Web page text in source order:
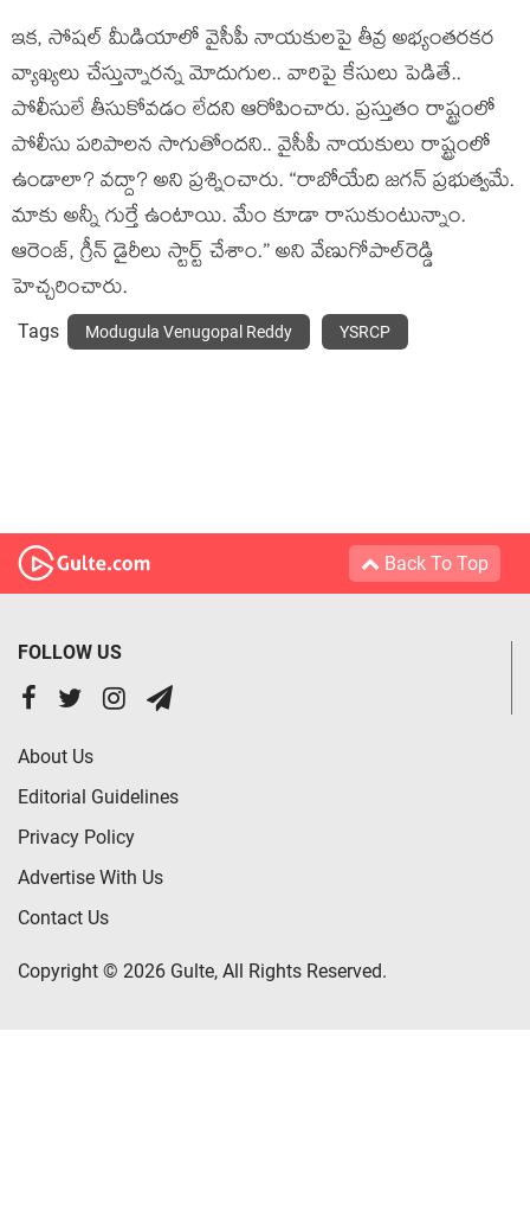
ఇక‌, సోష‌ల్ మీడియాలో వైసీపీ నాయ‌కుల‌పై తీవ్ర అభ్యంత‌రక‌ర
వ్యాఖ్య‌లు చేస్తున్నార‌న్న మోదుగుల‌.. వారిపై కేసులు పెడితే..
పోలీసులే తీసుకోవ‌డం లేద‌ని ఆరోపించారు. ప్ర‌స్తుతం రాష్ట్రంలో
పోలీసు పరిపాలన సాగుతోంద‌ని.. వైసీపీ నాయ‌కులు రాష్ట్రంలో
ఉండాలా? వ‌ద్దా? అని ప్ర‌శ్నించారు. “రాబోయేది జ‌గ‌న్ ప్రభుత్వమే.
మాకు అన్నీ గుర్తే ఉంటాయి. మేం కూడా రాసుకుంటున్నాం.
ఆరెంజ్, గ్రీన్‌ డైరీలు స్టార్ట్ చేశాం.” అని వేణుగోపాల్‌రెడ్డి
హెచ్చ‌రించారు.
Tags Modugula Venugopal Reddy YSRCP
Back To Top
FOLLOW US
About Us
Editorial Guidelines
Privacy Policy
Advertise With Us
Contact Us
Copyright © 2026 Gulte, All Rights Reserved.